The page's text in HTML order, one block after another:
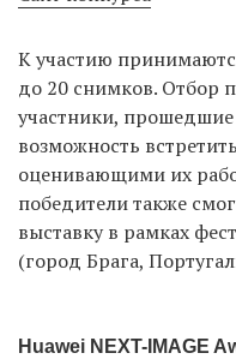
К участию
до 20 снимков. Отбор
участники, прошедшие
возможность
оценивающими их
победители также
выставку в рамках
(город Брага,
Huawei NEXT-IMAGE